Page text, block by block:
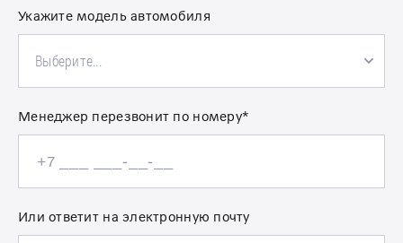
Укажите модель автомобиля
Выберите...
Менеджер перезвонит по номеру*
Или ответит на электронную почту